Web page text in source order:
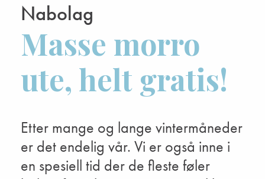
Nabolag
Masse morro
ute, helt gratis!
Etter mange og lange vintermåneder
er det endelig vår. Vi er også inne i
en spesiell tid der de fleste føler